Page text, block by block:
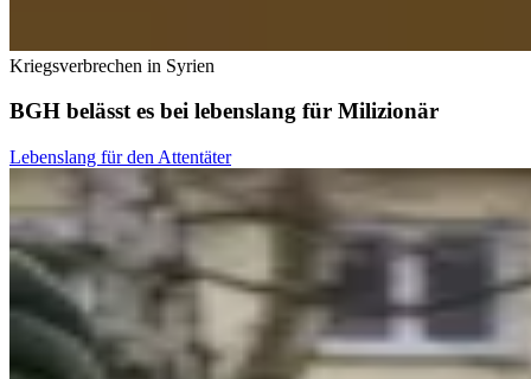
Kriegsverbrechen in Syrien
BGH belässt es bei lebenslang für Milizionär
Lebenslang für den Attentäter